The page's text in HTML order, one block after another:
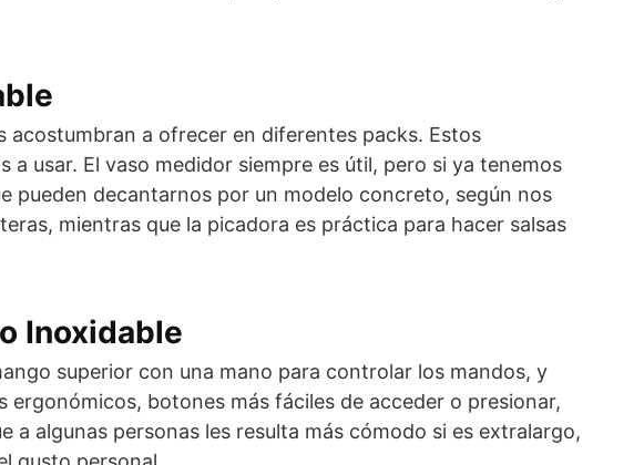
acostumbran a ofrecer en diferentes packs. Estos
usar. El vaso medidor siempre es útil, pero si ya tenemos
pueden decantarnos por un modelo concreto, según nos
mientras que la picadora es práctica para hacer salsas
Inoxidable
superior con una mano para controlar los mandos, y
botones más fáciles de acceder o presionar,
algunas personas les resulta más cómodo si es extralargo,